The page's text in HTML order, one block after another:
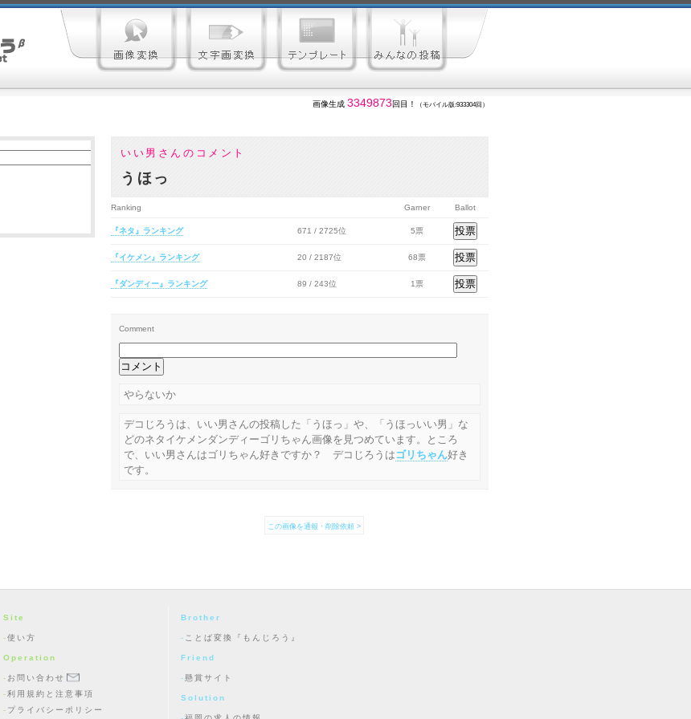
画像生成 3349873 回目！ （モバイル版:933304回）
いい男さんのコメント
うほっ
Ranking Garner Ballot
『ネタ』ランキング 671 / 2725位 5票
『イケメン』ランキング 20 / 2187位 68票
『ダンディー』ランキング 89 / 243位 1票
Comment
やらないか
デコじろうは、いい男さんの投稿した「うほっ」や、「うほっいい男」な
どのネタイケメンダンディーゴリちゃん画像を見つめています。ところ
で、いい男さんはゴリちゃん好きですか？ デコじろうはゴリちゃん好き
です。
この画像を通報・削除依頼 >
Site
使い方
Operation
お問い合わせ
利用規約と注意事項
プライバシーポリシー
Brother
ことば変換『もんじろう』
Friend
懸賞サイト
Solution